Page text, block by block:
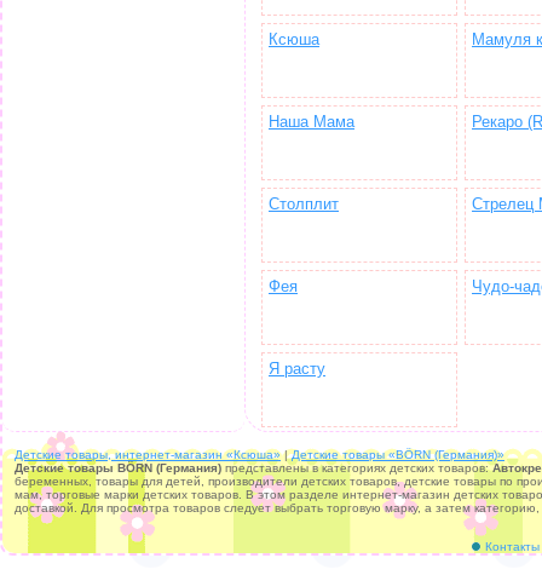
Ксюша Мамуля
Наша Мама Рекаро
Столплит Стрелец
Фея Чудо-
Я расту
Детские товары, интернет-магазин «Ксюша»|Детские товары «BÖRN (Германия)»
Детские товары BÖRN (Германия) представлены в категориях детских товаров:
беременных, товары для детей, производители детских товаров, детские товары по
мам, торговые марки детских товаров. В этом разделе интернет-магазин детских
доставкой. Для просмотра товаров следует выбрать торговую марку, а затем
Контакты